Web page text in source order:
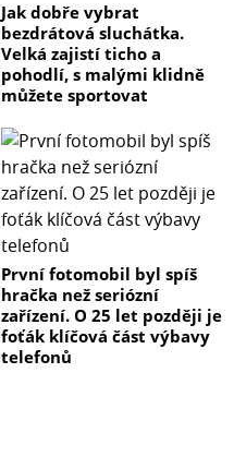
Jak dobře vybrat
bezdrátová sluchátka.
Velká zajistí ticho a
pohodlí, s malými klidně
můžete sportovat
První fotomobil byl spíš
hračka než seriózní
zařízení. O 25 let později je
foťák klíčová část výbavy
telefonů